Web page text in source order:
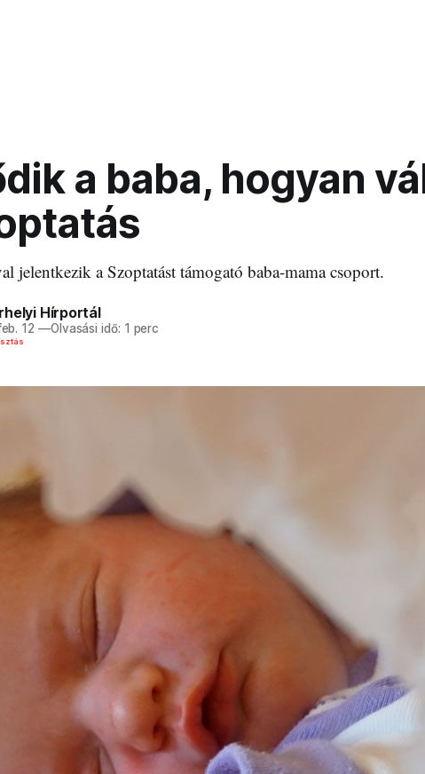
a baba, hogyan
jelentkezik a Szoptatást támogató baba-mama csoport.
Hírportál
12 —Olvasási idő: 1 perc